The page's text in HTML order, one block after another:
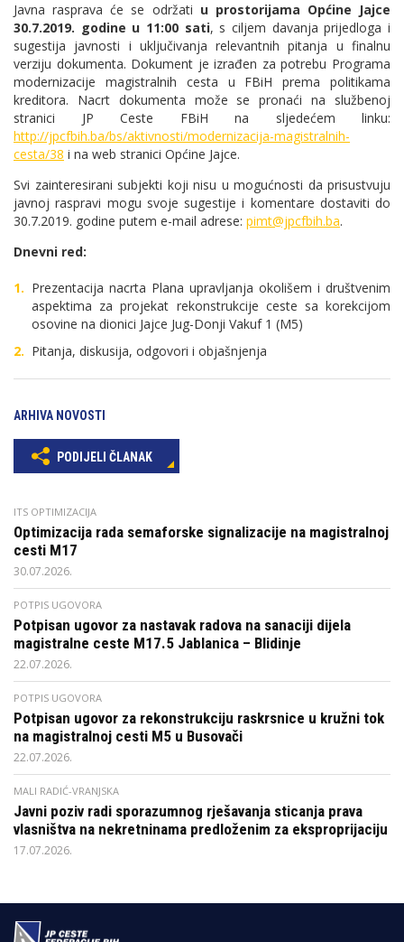
Javna rasprava će se održati u prostorijama Općine Jajce
30.7.2019. godine u 11:00 sati, s ciljem davanja prijedloga i
sugestija javnosti i uključivanja relevantnih pitanja u finalnu
verziju dokumenta. Dokument je izrađen za potrebu Programa
modernizacije magistralnih cesta u FBiH prema politikama
kreditora. Nacrt dokumenta može se pronaći na službenoj
stranici JP Ceste FBiH na sljedećem linku:
http://jpcfbih.ba/bs/aktivnosti/modernizacija-magistralnih-
cesta/38 i na web stranici Općine Jajce.
Svi zainteresirani subjekti koji nisu u mogućnosti da prisustvuju
javnoj raspravi mogu svoje sugestije i komentare dostaviti do
30.7.2019. godine putem e-mail adrese: pimt@jpcfbih.ba.
Dnevni red:
Prezentacija nacrta Plana upravljanja okolišem i društvenim
aspektima za projekat rekonstrukcije ceste sa korekcijom
osovine na dionici Jajce Jug-Donji Vakuf 1 (M5)
Pitanja, diskusija, odgovori i objašnjenja
ARHIVA NOVOSTI
PODIJELI ČLANAK
ITS OPTIMIZACIJA
Optimizacija rada semaforske signalizacije na magistralnoj
cesti M17
30.07.2026.
POTPIS UGOVORA
Potpisan ugovor za nastavak radova na sanaciji dijela
magistralne ceste M17.5 Jablanica – Blidinje
22.07.2026.
POTPIS UGOVORA
Potpisan ugovor za rekonstrukciju raskrsnice u kružni tok
na magistralnoj cesti M5 u Busovači
22.07.2026.
MALI RADIĆ-VRANJSKA
Javni poziv radi sporazumnog rješavanja sticanja prava
vlasništva na nekretninama predloženim za eksproprijaciju
17.07.2026.